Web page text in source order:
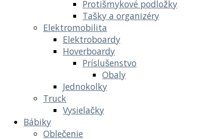
Protišmykové podložky
Tašky a organizéry
Elektromobilita
Elektroboardy
Hoverboardy
Príslušenstvo
Obaly
Jednokolky
Truck
Vysielačky
Bábiky
Oblečenie